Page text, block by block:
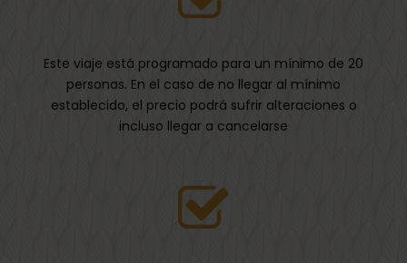
Este viaje está programado para un mínimo de 20
personas. En el caso de no llegar al mínimo
establecido, el precio podrá sufrir alteraciones o
incluso llegar a cancelarse